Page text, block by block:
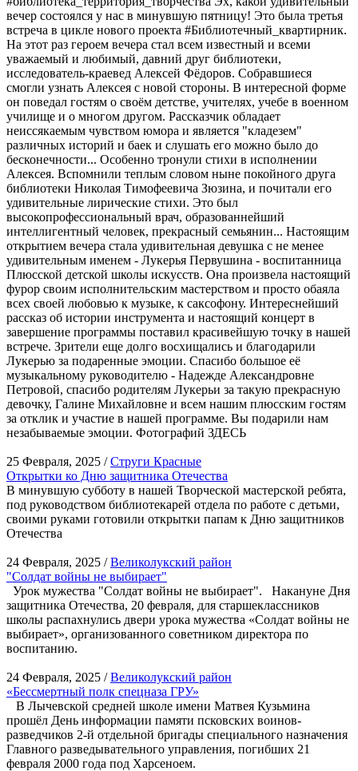
вечер состоялся у нас в минувшую пятницу! Это была третья
встреча в цикле нового проекта #Библиотечный_квартирник.
На этот раз героем вечера стал всем известный и всеми
уважаемый и любимый, давний друг библиотеки,
исследователь-краевед Алексей Фёдоров. Собравшиеся
смогли узнать Алексея с новой стороны. В интересной форме
он поведал гостям о своём детстве, учителях, учебе в военном
училище и о многом другом. Рассказчик обладает
неиссякаемым чувством юмора и является "кладезем"
различных историй и баек и слушать его можно было до
бесконечности... Особенно тронули стихи в исполнении
Алексея. Вспомнили теплым словом ныне покойного друга
библиотеки Николая Тимофеевича Зюзина, и почитали его
удивительные лирические стихи. Это был
высокопрофессиональный врач, образованнейший
интеллигентный человек, прекрасный семьянин... Настоящим
открытием вечера стала удивительная девушка с не менее
удивительным именем - Лукерья Первушина - воспитанница
Плюсской детской школы искусств. Она произвела настоящий
фурор своим исполнительским мастерством и просто обаяла
всех своей любовью к музыке, к саксофону. Интереснейший
рассказ об истории инструмента и настоящий концерт в
завершение программы поставил красивейшую точку в нашей
встрече. Зрители еще долго восхищались и благодарили
Лукерью за подаренные эмоции. Спасибо большое её
музыкальному руководителю - Надежде Александровне
Петровой, спасибо родителям Лукерьи за такую прекрасную
девочку, Галине Михайловне и всем нашим плюсским гостям
за отклик и участие в нашей программе. Вы подарили нам
незабываемые эмоции. Фотографий ЗДЕСЬ
25 Февраля, 2025 /Струги Красные
Открытки ко Дню защитника Отечества
В минувшую субботу в нашей Творческой мастерской ребята,
под руководством библиотекарей отдела по работе с детьми,
своими руками готовили открытки папам к Дню защитников
Отечества
24 Февраля, 2025 /Великолукский район
"Солдат войны не выбирает"
Урок мужества "Солдат войны не выбирает". Накануне Дня
защитника Отечества, 20 февраля, для старшеклассников
школы распахнулись двери урока мужества «Солдат войны не
выбирает», организованного советником директора по
воспитанию.
24 Февраля, 2025 /Великолукский район
«Бессмертный полк спецназа ГРУ»
В Лычевской средней школе имени Матвея Кузьмина
прошёл День информации памяти псковских воинов-
разведчиков 2-й отдельной бригады специального назначения
Главного разведывательного управления, погибших 21
февраля 2000 года под Харсеноем.